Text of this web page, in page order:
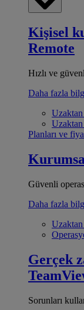
Kişisel
Remote
Hızlı ve
Daha fazla
Planları ve
Güvenli
Daha fazla
Gerçek
Sorunları